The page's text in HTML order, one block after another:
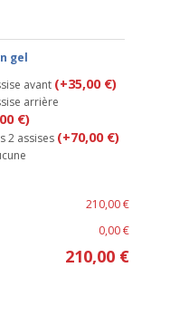
gel
avant (+35,00 €)
arrière
€)
2 assises (+70,00 €)
210,00 €
0,00 €
210,00 €